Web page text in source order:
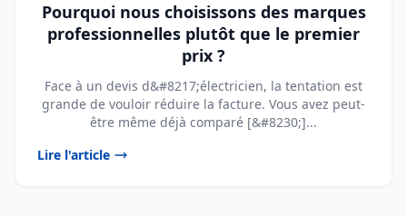
Pourquoi nous choisissons des marques
professionnelles plutôt que le premier
prix ?
Face à un devis d&#8217;électricien, la tentation est
grande de vouloir réduire la facture. Vous avez peut-
être même déjà comparé [&#8230;]...
Lire l'article